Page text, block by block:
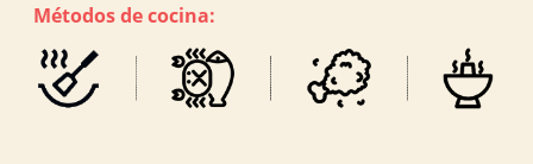
Métodos de cocina: